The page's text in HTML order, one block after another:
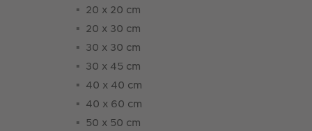
20 x 20 cm
20 x 30 cm
30 x 30 cm
30 x 45 cm
40 x 40 cm
40 x 60 cm
50 x 50 cm